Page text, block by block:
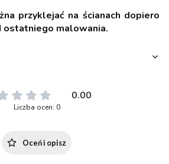
przyklejać na ścianach dopiero
ostatniego malowania.
0.00
Liczba ocen: 0
Oceń i opisz